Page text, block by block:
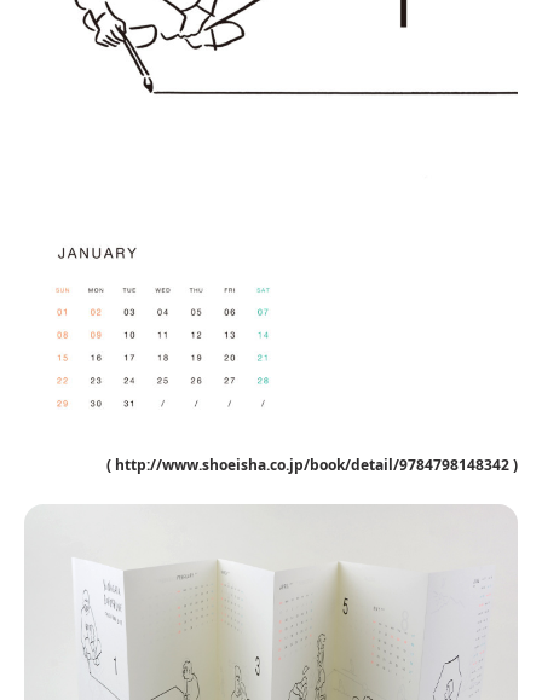
( http://www.shoeisha.co.jp/book/detail/9784798148342 )